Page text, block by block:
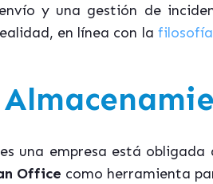
y una gestión de
en línea con la
una empresa está
Office como herramienta